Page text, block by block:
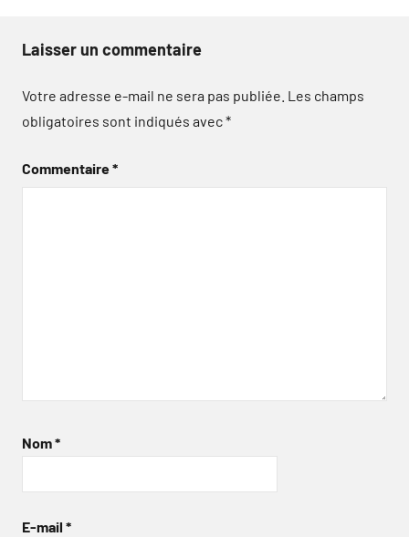
Laisser un commentaire
Votre adresse e-mail ne sera pas publiée. Les champs
obligatoires sont indiqués avec*
Commentaire*
Nom*
E-mail *